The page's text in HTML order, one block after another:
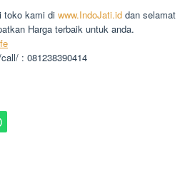
toko kami di www.IndoJati.id dan selamat
Harga terbaik untuk anda.
: 081238390414